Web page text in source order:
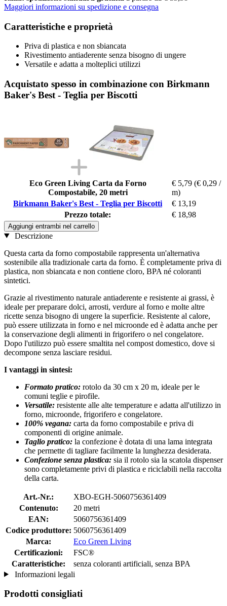
Maggiori informazioni su spedizione e consegna
Caratteristiche e proprietà
Priva di plastica e non sbiancata
Rivestimento antiaderente senza bisogno di ungere
Versatile e adatta a molteplici utilizzi
Acquistato spesso in combinazione con Birkmann
Baker's Best - Teglia per Biscotti
Eco Green Living Carta da Forno
Compostabile, 20 metri
€ 5,79 (€ 0,29 /
m)
Birkmann Baker's Best - Teglia per Biscotti
€ 13,19
Prezzo totale:
€ 18,98
Aggiungi entrambi nel carrello
Descrizione
Questa carta da forno compostabile rappresenta un'alternativa
sostenibile alla tradizionale carta da forno. È completamente priva di
plastica, non sbiancata e non contiene cloro, BPA né coloranti
sintetici.
Grazie al rivestimento naturale antiaderente e resistente ai grassi, è
ideale per preparare dolci, arrosti, verdure al forno e molte altre
ricette senza bisogno di ungere la superficie. Resistente al calore,
può essere utilizzata in forno e nel microonde ed è adatta anche per
la conservazione degli alimenti in frigorifero o nel congelatore.
Dopo l'utilizzo può essere smaltita nel compost domestico, dove si
decompone senza lasciare residui.
I vantaggi in sintesi:
Formato pratico: rotolo da 30 cm x 20 m, ideale per le
comuni teglie e pirofile.
Versatile: resistente alle alte temperature e adatta all'utilizzo in
forno, microonde, frigorifero e congelatore.
100% vegana: carta da forno compostabile e priva di
componenti di origine animale.
Taglio pratico: la confezione è dotata di una lama integrata
che permette di tagliare facilmente la lunghezza desiderata.
Confezione senza plastica: sia il rotolo sia la scatola dispenser
sono completamente privi di plastica e riciclabili nella raccolta
della carta.
Art.-Nr.:
XBO-EGH-5060756361409
Contenuto:
20 metri
EAN:
5060756361409
Codice produttore: 5060756361409
Marca:
Eco Green Living
Certificazioni:
FSC®
Caratteristiche:
senza coloranti artificiali, senza BPA
Informazioni legali
Prodotti consigliati